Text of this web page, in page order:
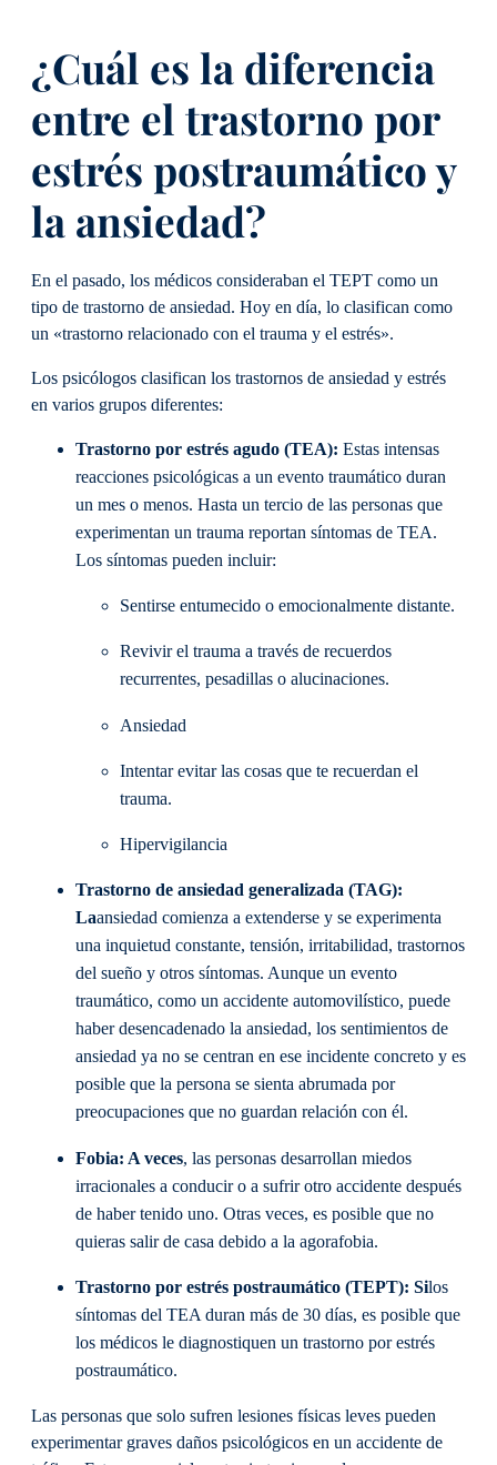
¿Cuál es la diferencia
entre el trastorno por
estrés postraumático y
la ansiedad?
En el pasado, los médicos consideraban el TEPT como un
tipo de trastorno de ansiedad. Hoy en día, lo clasifican como
un «trastorno relacionado con el trauma y el estrés».
Los psicólogos clasifican los trastornos de ansiedad y estrés
en varios grupos diferentes:
Trastorno por estrés agudo (TEA): Estas intensas
reacciones psicológicas a un evento traumático duran
un mes o menos. Hasta un tercio de las personas que
experimentan un trauma reportan síntomas de TEA.
Los síntomas pueden incluir:
Sentirse entumecido o emocionalmente distante.
Revivir el trauma a través de recuerdos
recurrentes, pesadillas o alucinaciones.
Ansiedad
Intentar evitar las cosas que te recuerdan el
trauma.
Hipervigilancia
Trastorno de ansiedad generalizada (TAG):
Laansiedad comienza a extenderse y se experimenta
una inquietud constante, tensión, irritabilidad, trastornos
del sueño y otros síntomas. Aunque un evento
traumático, como un accidente automovilístico, puede
haber desencadenado la ansiedad, los sentimientos de
ansiedad ya no se centran en ese incidente concreto y es
posible que la persona se sienta abrumada por
preocupaciones que no guardan relación con él.
Fobia: A veces, las personas desarrollan miedos
irracionales a conducir o a sufrir otro accidente después
de haber tenido uno. Otras veces, es posible que no
quieras salir de casa debido a la agorafobia.
Trastorno por estrés postraumático (TEPT): Silos
síntomas del TEA duran más de 30 días, es posible que
los médicos le diagnostiquen un trastorno por estrés
postraumático.
Las personas que solo sufren lesiones físicas leves pueden
experimentar graves daños psicológicos en un accidente de